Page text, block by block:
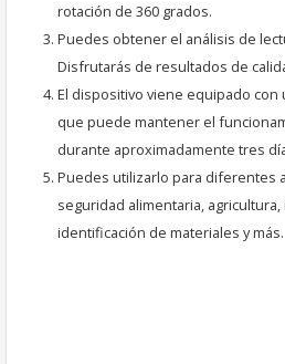
rotación de 360 grados.
Puedes obtener el análisis de
Disfrutarás de resultados de
El dispositivo viene equipado con
que puede mantener el
durante aproximadamente tres
Puedes utilizarlo para diferentes
seguridad alimentaria,
identificación de materiales y más.